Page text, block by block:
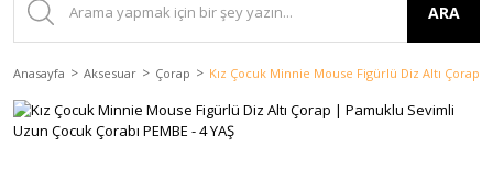
ARA
Anasayfa Aksesuar Çorap Kız Çocuk Minnie Mouse Figürlü Diz Altı Çorap